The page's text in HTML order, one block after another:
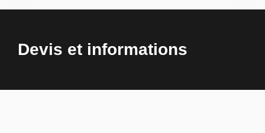
Devis et informations